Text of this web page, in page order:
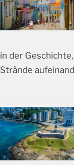
in der
Strände